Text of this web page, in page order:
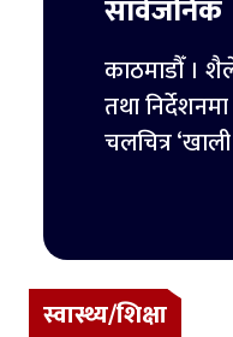
सार्वजनिक
काठमाडौँ ।
तथा
चलचित्र
स्वास्थ्य/शिक्षा